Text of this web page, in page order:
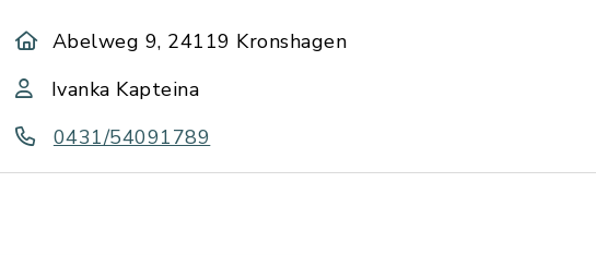
Abelweg 9, 24119 Kronshagen
Ivanka Kapteina
0431/54091789